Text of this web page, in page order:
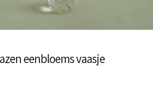
eenbloems vaasje